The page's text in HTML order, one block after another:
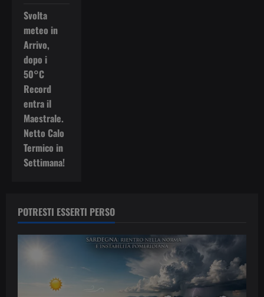
Svolta
meteo in
Arrivo,
dopo i
50°C
Record
entra il
Maestrale.
Netto Calo
Termico in
Settimana!
POTRESTI ESSERTI PERSO